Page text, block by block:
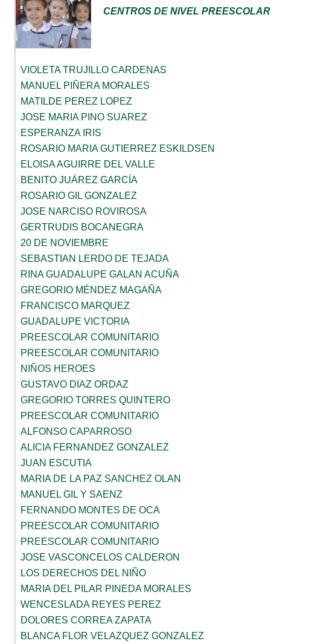
CENTROS DE NIVEL PREESCOLAR
VIOLETA TRUJILLO CARDENAS
MANUEL PIÑERA MORALES
MATILDE PEREZ LOPEZ
JOSE MARIA PINO SUAREZ
ESPERANZA IRIS
ROSARIO MARIA GUTIERREZ ESKILDSEN
ELOISA AGUIRRE DEL VALLE
BENITO JUÁREZ GARCÍA
ROSARIO GIL GONZALEZ
JOSE NARCISO ROVIROSA
GERTRUDIS BOCANEGRA
20 DE NOVIEMBRE
SEBASTIAN LERDO DE TEJADA
RINA GUADALUPE GALAN ACUÑA
GREGORIO MÉNDEZ MAGAÑA
FRANCISCO MARQUEZ
GUADALUPE VICTORIA
PREESCOLAR COMUNITARIO
PREESCOLAR COMUNITARIO
NIÑOS HEROES
GUSTAVO DIAZ ORDAZ
GREGORIO TORRES QUINTERO
PREESCOLAR COMUNITARIO
ALFONSO CAPARROSO
ALICIA FERNANDEZ GONZALEZ
JUAN ESCUTIA
MARIA DE LA PAZ SANCHEZ OLAN
MANUEL GIL Y SAENZ
FERNANDO MONTES DE OCA
PREESCOLAR COMUNITARIO
PREESCOLAR COMUNITARIO
JOSE VASCONCELOS CALDERON
LOS DERECHOS DEL NIÑO
MARIA DEL PILAR PINEDA MORALES
WENCESLADA REYES PEREZ
DOLORES CORREA ZAPATA
BLANCA FLOR VELAZQUEZ GONZALEZ